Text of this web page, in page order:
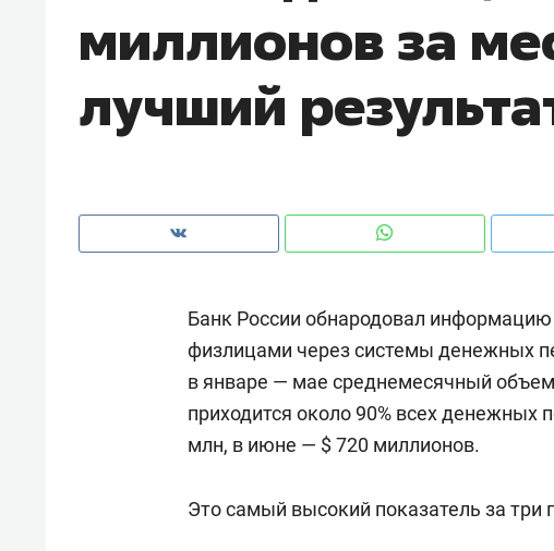
миллионов за
лучший
Банк России обнародовал
физлицами через системы денежных
в январе — мае среднемесячный
приходится около 90% всех денежных
млн, в июне — $ 720 миллионов.
Это самый высокий показатель за три
чем интересен Оман?
Как ГК «МИР ГРУПП» и ВТБ
создают оазис жилого
150 камер
ID вместо